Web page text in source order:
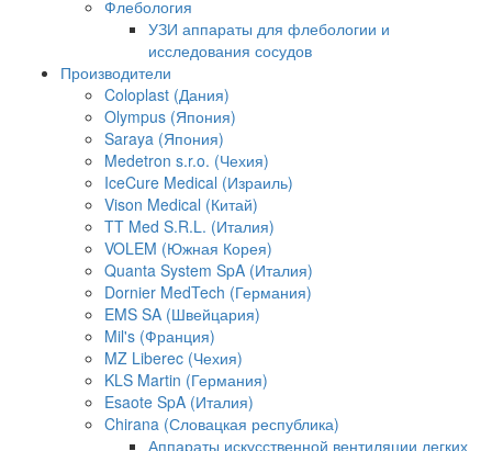
Флебология
УЗИ аппараты для флебологии и
исследования сосудов
Производители
Coloplast (Дания)
Olympus (Япония)
Saraya (Япония)
Medetron s.r.o. (Чехия)
IceCure Medical (Израиль)
Vison Medical (Китай)
TT Med S.R.L. (Италия)
VOLEM (Южная Корея)
Quanta System SpA (Италия)
Dornier MedTech (Германия)
EMS SA (Швейцария)
Mil's (Франция)
MZ Liberec (Чехия)
KLS Martin (Германия)
Esaote SpA (Италия)
Chirana (Словацкая республика)
Аппараты искусственной вентиляции легких